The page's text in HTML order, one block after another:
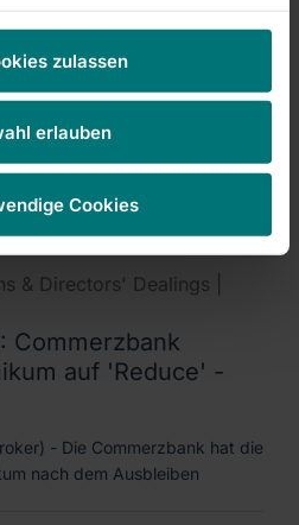
zulassen
erlauben
Cookies
& Directors' Dealings |
Übernahme erst
(dpa-AFX) - Der erbittert
& Directors' Dealings |
Commerzbank
auf 'Reduce' -
- Die Commerzbank hat die
nach dem Ausbleiben